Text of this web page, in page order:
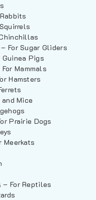
For Sugar Gliders
Pigs
Mammals
Hamsters
Mice
Prairie Dogs
Meerkats
– For Reptiles